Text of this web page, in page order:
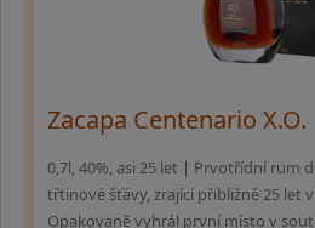
Zacapa Centenario X.O.
0,7l, 40%, asi 25 let | Prvotřídní rum
třtinové šťávy, zrající přibližně 25 let
Opakovaně vyhrál první místo v